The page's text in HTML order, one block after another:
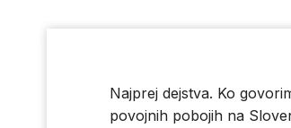
Najprej dejstva. Ko
povojnih pobojih na